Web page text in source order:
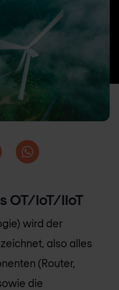
OT/IoT/IIoT
wird der
also alles
(Router,
die